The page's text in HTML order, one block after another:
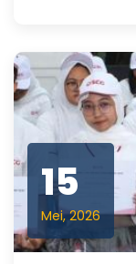
15
Mei, 2026